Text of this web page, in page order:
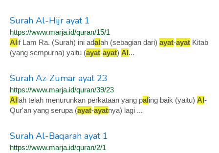
Surah Al-Hijr ayat 1
https://www.marja.id/quran/15/1
Alif Lam Ra. (Surah) ini adalah (sebagian dari) ayat-ayat Kitab
(yang sempurna) yaitu (ayat-ayat) Al...
Surah Az-Zumar ayat 23
https://www.marja.id/quran/39/23
Allah telah menurunkan perkataan yang paling baik (yaitu) Al-
Qur'an yang serupa (ayat-ayatnya) lagi ...
Surah Al-Baqarah ayat 1
https://www.marja.id/quran/2/1